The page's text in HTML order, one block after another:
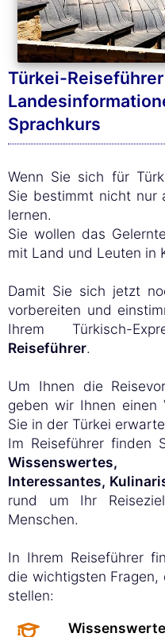
Türkei-
Sprachkurs
Wenn Sie sich für
Sie bestimmt nicht nur
lernen.
Sie wollen das
mit Land und Leuten in
Damit Sie sich jetzt
vorbereiten und
Ihrem Türkisch-
Reiseführer.
Um Ihnen die
geben wir Ihnen einen
Sie in der Türkei
Im Reiseführer finden
Wissenswertes,
Interessantes,
rund um Ihr
Menschen.
In Ihrem Reiseführer
die wichtigsten Fragen,
stellen: